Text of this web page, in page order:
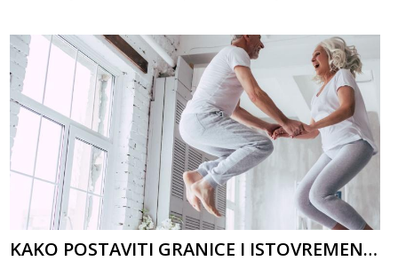
KAKO POSTAVITI GRANICE I ISTOVREMENO ODRŽATI OTVORENOST U LJUBAVNOJ VEZI